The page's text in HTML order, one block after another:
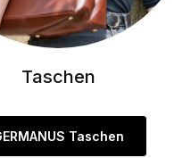
Taschen
Taschen